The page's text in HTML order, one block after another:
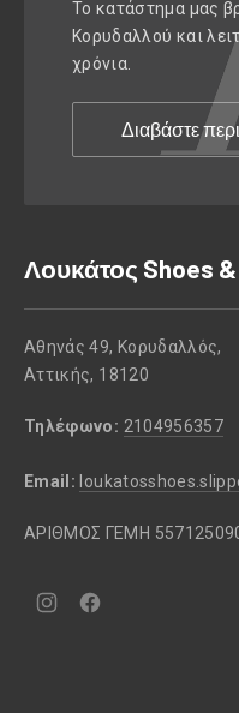
Το κατάστημα μας
Κορυδαλλού και
χρόνια.
Διαβάστε
Λουκάτος Shoes
Αθηνάς 49, Κορυδαλλός,
Αττικής, 18120
Τηλέφωνο: 2104956357
Email:
ΑΡΙΘΜΟΣ ΓΕΜΗ
Νέο
Νέο